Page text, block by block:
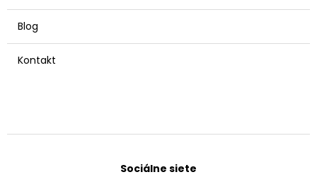
Blog
Kontakt
Sociálne siete